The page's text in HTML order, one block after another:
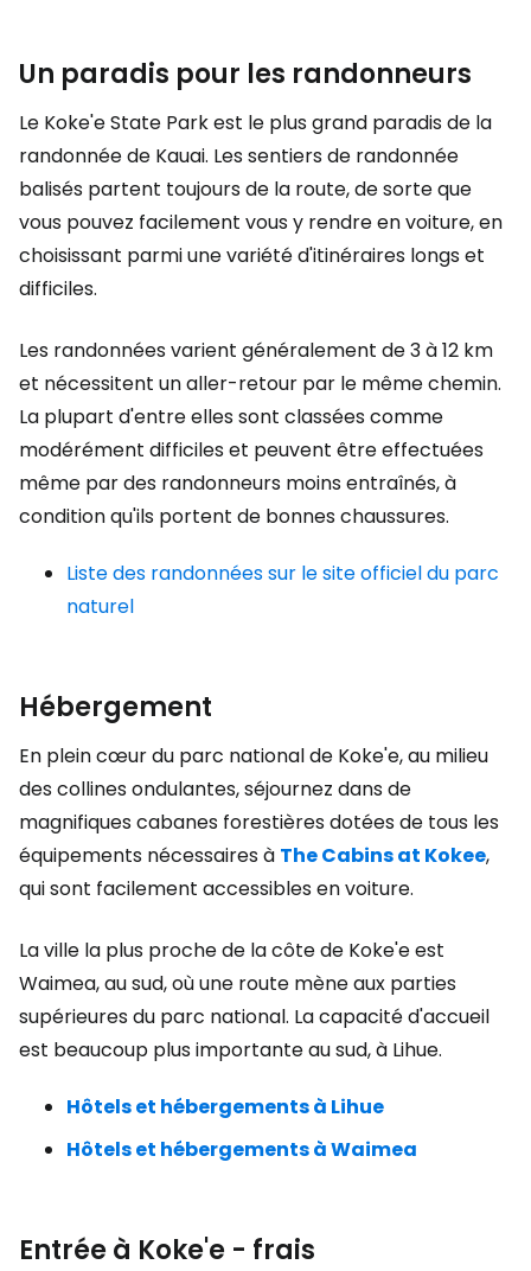
Un paradis pour les randonneurs
Le Koke'e State Park est le plus grand paradis de la
randonnée de Kauai. Les sentiers de randonnée
balisés partent toujours de la route, de sorte que
vous pouvez facilement vous y rendre en voiture, en
choisissant parmi une variété d'itinéraires longs et
difficiles.
Les randonnées varient généralement de 3 à 12 km
et nécessitent un aller-retour par le même chemin.
La plupart d'entre elles sont classées comme
modérément difficiles et peuvent être effectuées
même par des randonneurs moins entraînés, à
condition qu'ils portent de bonnes chaussures.
Liste des randonnées sur le site officiel du parc
naturel
Hébergement
En plein cœur du parc national de Koke'e, au milieu
des collines ondulantes, séjournez dans de
magnifiques cabanes forestières dotées de tous les
équipements nécessaires à The Cabins at Kokee,
qui sont facilement accessibles en voiture.
La ville la plus proche de la côte de Koke'e est
Waimea, au sud, où une route mène aux parties
supérieures du parc national. La capacité d'accueil
est beaucoup plus importante au sud, à Lihue.
Hôtels et hébergements à Lihue
Hôtels et hébergements à Waimea
Entrée à Koke'e - frais